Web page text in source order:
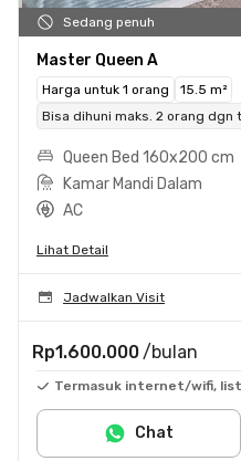
Sedang penuh
Master Queen A
Harga untuk 1 orang
15.5 m²
Bisa dihuni maks. 2 orang dgn
Queen Bed 160x200 cm
Kamar Mandi Dalam
AC
Lihat Detail
Jadwalkan Visit
Rp1.600.000 /bulan
Termasuk internet/wifi,
Chat